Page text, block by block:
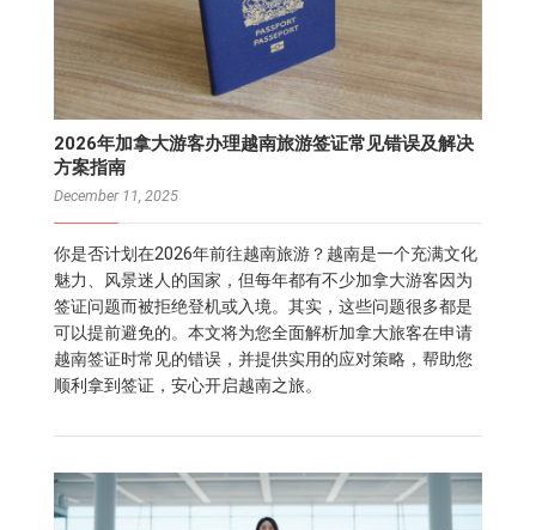
2026年加拿大游客办理越南旅游签证常见错误及解决
方案指南
December 11, 2025
你是否计划在2026年前往越南旅游？越南是一个充满文化
魅力、风景迷人的国家，但每年都有不少加拿大游客因为
签证问题而被拒绝登机或入境。其实，这些问题很多都是
可以提前避免的。本文将为您全面解析加拿大旅客在申请
越南签证时常见的错误，并提供实用的应对策略，帮助您
顺利拿到签证，安心开启越南之旅。